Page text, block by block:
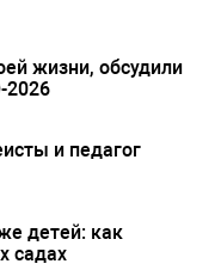
жизни, обсудили
2026
и педагог
детей: как
садах